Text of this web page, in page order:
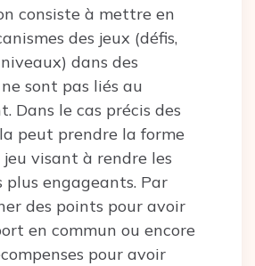
consiste à mettre en
des jeux (défis,
dans des
sont pas liés au
Dans le cas précis des
peut prendre la forme
jeu visant à rendre les
plus engageants. Par
des points pour avoir
en commun ou encore
pour avoir